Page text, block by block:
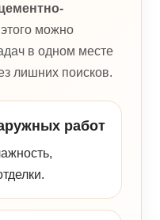
можно
в одном месте
лишних поисков.
работ